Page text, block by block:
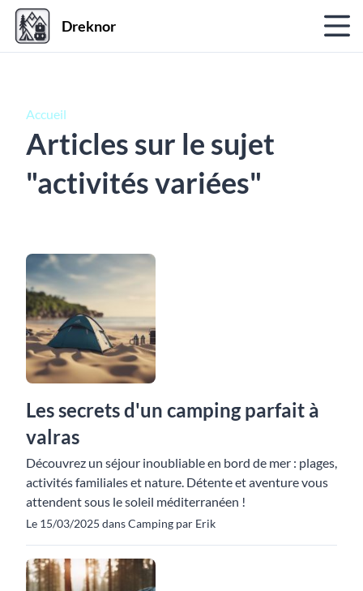
Dreknor
Accueil
Articles sur le sujet
"activités variées"
Les secrets d'un camping parfait à
valras
Découvrez un séjour inoubliable en bord de mer : plages,
activités familiales et nature. Détente et aventure vous
attendent sous le soleil méditerranéen !
Le 15/03/2025 dans Camping par Erik